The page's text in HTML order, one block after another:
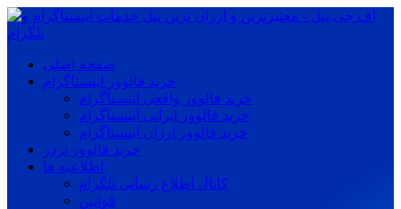
صفحه اصلی
خرید فالوور اینستاگرام
خرید فالوور واقعی اینستاگرام
خرید فالوور ایرانی اینستاگرام
خرید فالوور ارزان اینستاگرام
خرید فالوور تردز
اطلاعیه ها
کانال اطلاع رسانی تلگرام
قوانین